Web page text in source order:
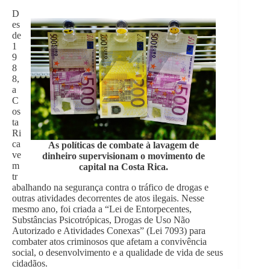
As políticas de combate à lavagem de
dinheiro supervisionam o movimento de
capital na Costa Rica.
D
es
de
1
9
8
8,
a
C
os
ta
Ri
ca
ve
m
tr
abalhando na segurança contra o tráfico de drogas e
outras atividades decorrentes de atos ilegais. Nesse
mesmo ano, foi criada a “Lei de Entorpecentes,
Substâncias Psicotrópicas, Drogas de Uso Não
Autorizado e Atividades Conexas” (Lei 7093) para
combater atos criminosos que afetam a convivência
social, o desenvolvimento e a qualidade de vida de seus
cidadãos.